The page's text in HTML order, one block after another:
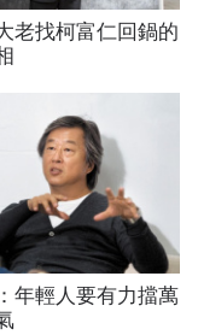
老找柯富仁回鍋的
年輕人要有力擋萬